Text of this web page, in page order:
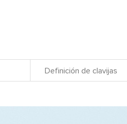
Definición de clavijas